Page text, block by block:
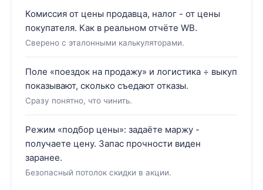
Комиссия от цены продавца, налог - от цены
покупателя. Как в реальном отчёте WB.
Сверено с эталонными калькуляторами.
Поле «поездок на продажу» и логистика ÷ выкуп
показывают, сколько съедают отказы.
Сразу понятно, что чинить.
Режим «подбор цены»: задаёте маржу -
получаете цену. Запас прочности виден
заранее.
Безопасный потолок скидки в акции.